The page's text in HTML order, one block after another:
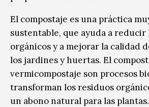
El compostaje es una práctica
sustentable, que ayuda a reducir
orgánicos y a mejorar la calidad
los jardines y huertas. El
vermicompostaje son procesos
transforman los residuos
un abono natural para las